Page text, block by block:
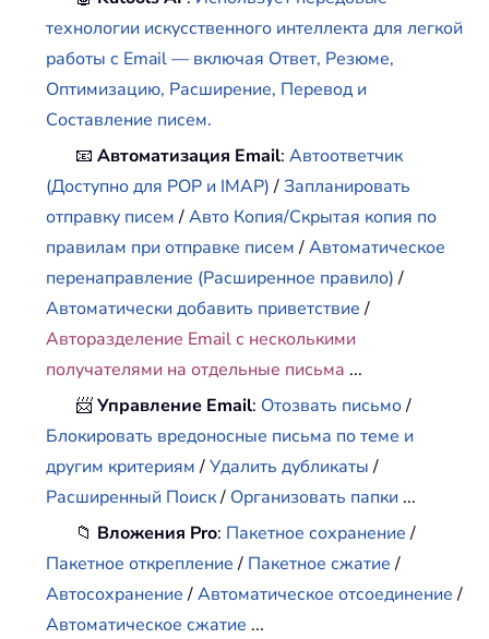
технологии искусственного интеллекта для легкой
работы с Email — включая Ответ, Резюме,
Оптимизацию, Расширение, Перевод и
Составление писем.
📧Автоматизация Email:Автоответчик
(Доступно для POP и IMAP)/Запланировать
отправку писем/Авто Копия/Скрытая копия по
правилам при отправке писем/Автоматическое
перенаправление (Расширенное правило)/
Автоматически добавить приветствие/
Авторазделение Email с несколькими
получателями на отдельные письма ...
📨Управление Email: Отозвать письмо/
Блокировать вредоносные письма по теме и
другим критериям/Удалить дубликаты/
Расширенный Поиск/ Организовать папки ...
📁 Вложения Pro: Пакетное сохранение/
Пакетное открепление/ Пакетное сжатие/
Автосохранение/Автоматическое отсоединение/
Автоматическое сжатие ...